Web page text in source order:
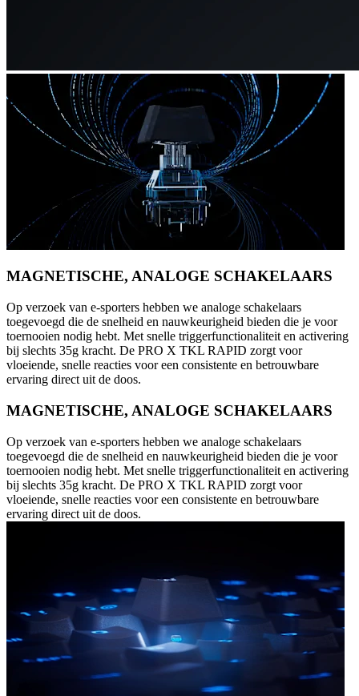
MAGNETISCHE, ANALOGE SCHAKELAARS
Op verzoek van e-sporters hebben we analoge schakelaars
toegevoegd die de snelheid en nauwkeurigheid bieden die je voor
toernooien nodig hebt. Met snelle triggerfunctionaliteit en activering
bij slechts 35g kracht. De PRO X TKL RAPID zorgt voor
vloeiende, snelle reacties voor een consistente en betrouwbare
ervaring direct uit de doos.
MAGNETISCHE, ANALOGE SCHAKELAARS
Op verzoek van e-sporters hebben we analoge schakelaars
toegevoegd die de snelheid en nauwkeurigheid bieden die je voor
toernooien nodig hebt. Met snelle triggerfunctionaliteit en activering
bij slechts 35g kracht. De PRO X TKL RAPID zorgt voor
vloeiende, snelle reacties voor een consistente en betrouwbare
ervaring direct uit de doos.